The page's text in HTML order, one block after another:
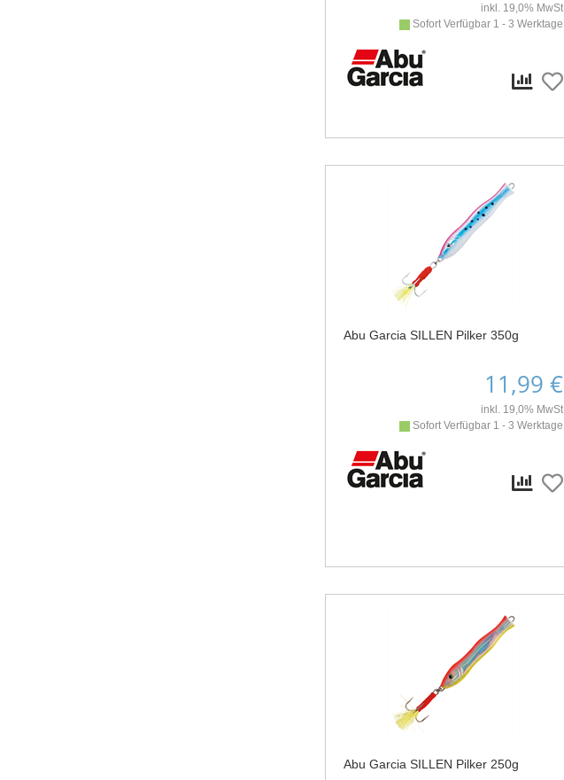
inkl. 19,0% MwSt
Sofort Verfügbar 1 - 3 Werktage
Abu Garcia SILLEN Pilker 350g
11,99 €
inkl. 19,0% MwSt
Sofort Verfügbar 1 - 3 Werktage
Abu Garcia SILLEN Pilker 250g